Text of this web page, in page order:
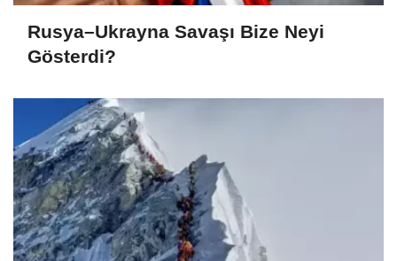
Rusya–Ukrayna Savaşı Bize Neyi
Gösterdi?